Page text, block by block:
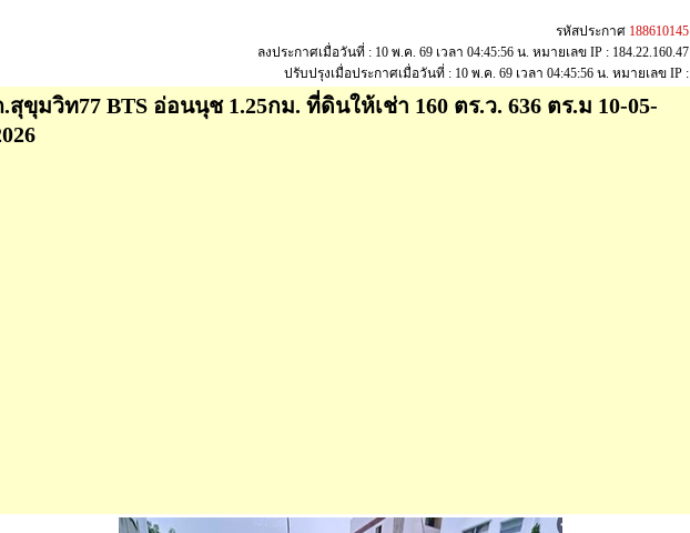
รหัสประกาศ 188610145
ลงประกาศเมื่อวันที่ : 10 พ.ค. 69 เวลา 04:45:56 น. หมายเลข IP : 184.22.160.47
ปรับปรุงเมื่อประกาศเมื่อวันที่ : 10 พ.ค. 69 เวลา 04:45:56 น. หมายเลข IP :
สุขุมวิท77 BTS อ่อนนุช 1.25กม. ที่ดินให้เช่า 160 ตร.ว. 636 ตร.ม 10-05-